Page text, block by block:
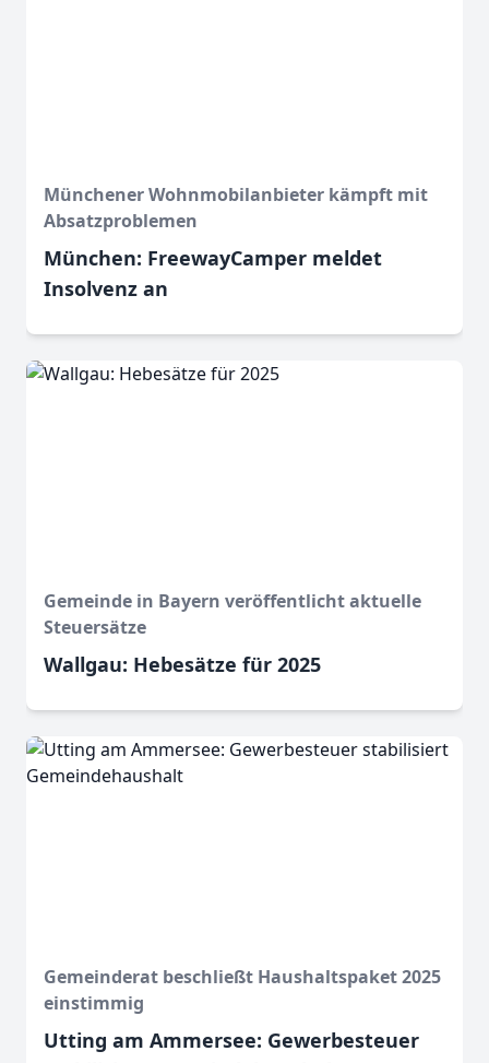
Münchener Wohnmobilanbieter kämpft mit
Absatzproblemen
München: FreewayCamper meldet
Insolvenz an
Gemeinde in Bayern veröffentlicht aktuelle
Steuersätze
Wallgau: Hebesätze für 2025
Gemeinderat beschließt Haushaltspaket 2025
einstimmig
Utting am Ammersee: Gewerbesteuer